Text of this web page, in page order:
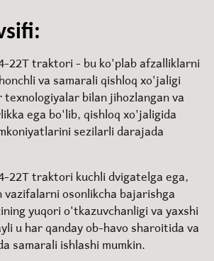
22Ttraktori-buko'plabafzalliklarni
vasamaraliqishloqxo'jaligi
texnologiyalarbilanjihozlanganva
egabo'lib,qishloqxo'jaligida
sezilarlidarajada
22Ttraktorikuchlidvigatelgaega,
vazifalarniosonlikchabajarishga
yuqorio'tkazuvchanligivayaxshi
uharqandayob-havosharoitidava
samaraliishlashimumkin.